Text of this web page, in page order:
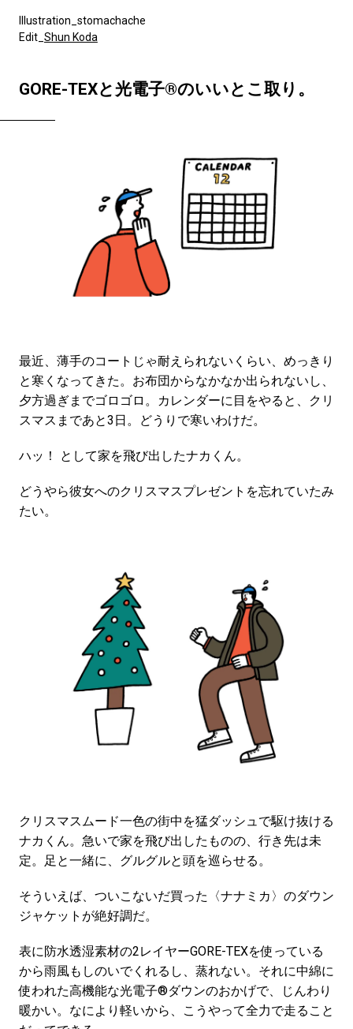
Illustration_stomachache
Edit_ Shun Koda
GORE-TEXと光電子®のいいとこ取り。
最近、薄手のコートじゃ耐えられないくらい、めっきり
と寒くなってきた。お布団からなかなか出られないし、
夕方過ぎまでゴロゴロ。カレンダーに目をやると、クリ
スマスまであと3日。どうりで寒いわけだ。
ハッ！ として家を飛び出したナカくん。
どうやら彼女へのクリスマスプレゼントを忘れていたみ
たい。
クリスマスムード一色の街中を猛ダッシュで駆け抜ける
ナカくん。急いで家を飛び出したものの、行き先は未
定。足と一緒に、グルグルと頭を巡らせる。
そういえば、ついこないだ買った〈ナナミカ〉のダウン
ジャケットが絶好調だ。
表に防水透湿素材の2レイヤーGORE-TEXを使っている
から雨風もしのいでくれるし、蒸れない。それに中綿に
使われた高機能な光電子®ダウンのおかげで、じんわり
暖かい。なにより軽いから、こうやって全力で走ること